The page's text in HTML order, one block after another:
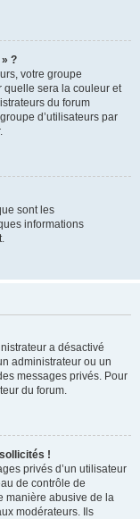
?
votre groupe
quelle sera la couleur et
du forum
d’utilisateurs par
sont les
informations
a désactivé
administrateur ou un
messages privés. Pour
du forum.
!
privés d’un utilisateur
de contrôle de
manière abusive de la
modérateurs. Ils